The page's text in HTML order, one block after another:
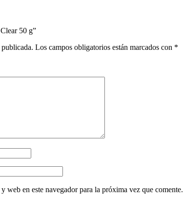
50 g”
Los campos obligatorios están marcados con *
web en este navegador para la próxima vez que comente.